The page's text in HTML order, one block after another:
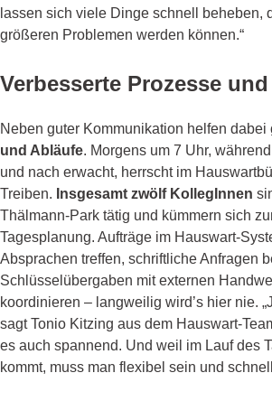
lassen sich viele Dinge schnell beheben,
größeren Problemen werden können.“
Verbesserte Prozesse
Neben guter Kommunikation helfen dabei
und Abläufe. Morgens um 7 Uhr,
und nach erwacht, herrscht im
Treiben. Insgesamt zwölf KollegInnen
Thälmann-Park tätig und kümmern sich
Tagesplanung. Aufträge im Hauswart-
Absprachen treffen, schriftliche Anfragen
Schlüsselübergaben mit externen
koordinieren – langweilig wird’s hier nie.
sagt Tonio Kitzing aus dem Hauswart-
es auch spannend. Und weil im Lauf des
kommt, muss man flexibel sein und